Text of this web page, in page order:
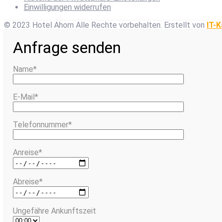
Einwilligungen widerrufen
© 2023 Hotel Ahorn Alle Rechte vorbehalten. Erstellt von IT-
Anfrage senden
Name*
E-Mail*
Telefonnummer*
Anreise*
Abreise*
Ungefähre Ankunftszeit